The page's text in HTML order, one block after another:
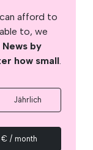
afford to
to, we
by
how small.
Jährlich
/ month